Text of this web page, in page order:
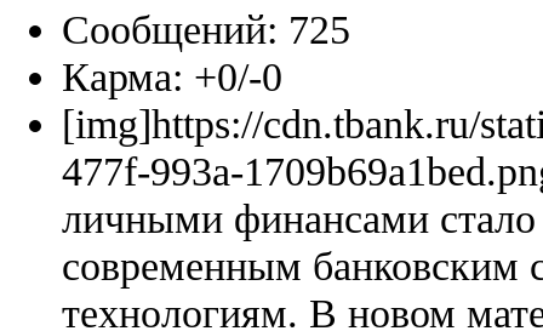
Сообщений: 725
Карма: +0/-0
[img]https://cdn.tbank.ru/
477f-993a-
личными финансами
современным банковским
технологиям. В новом